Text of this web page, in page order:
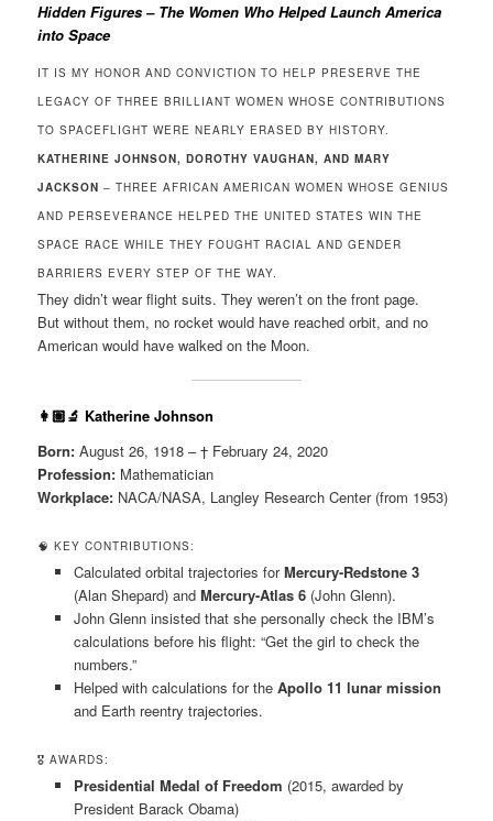
Hidden Figures – The Women Who Helped Launch America
into Space
IT IS MY HONOR AND CONVICTION TO HELP PRESERVE THE
LEGACY OF THREE BRILLIANT WOMEN WHOSE CONTRIBUTIONS
TO SPACEFLIGHT WERE NEARLY ERASED BY HISTORY.
KATHERINE JOHNSON, DOROTHY VAUGHAN, AND MARY
JACKSON – THREE AFRICAN AMERICAN WOMEN WHOSE GENIUS
AND PERSEVERANCE HELPED THE UNITED STATES WIN THE
SPACE RACE WHILE THEY FOUGHT RACIAL AND GENDER
BARRIERS EVERY STEP OF THE WAY.
They didn’t wear flight suits. They weren’t on the front page.
But without them, no rocket would have reached orbit, and no
American would have walked on the Moon.
👩🏽‍🔬 Katherine Johnson
Born: August 26, 1918 – † February 24, 2020
Profession: Mathematician
Workplace: NACA/NASA, Langley Research Center (from 1953)
🧠 KEY CONTRIBUTIONS:
Calculated orbital trajectories forMercury-Redstone 3
(Alan Shepard) and Mercury-Atlas 6(John Glenn).
John Glenn insisted that she personally check the IBM’s
calculations before his flight: “Get the girl to check the
numbers.”
Helped with calculations for the Apollo 11 lunar mission
and Earth reentry trajectories.
🎖 AWARDS:
Presidential Medal of Freedom (2015, awarded by
President Barack Obama)